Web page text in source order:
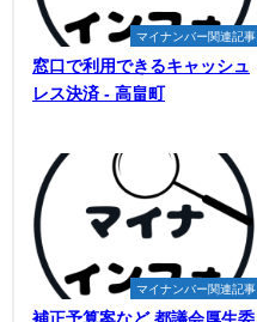
マイナンバー関連記事
窓口で利用できるキャッシュ
レス決済 - 高畠町
マイナンバー関連記事
補正予算案など 都議会厚生委